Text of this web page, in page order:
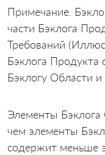
Примечание.
части Бэклога
Требований
Бэклога Продукта
Бэклогу Области и
Элементы
чем элементы
содержит меньше